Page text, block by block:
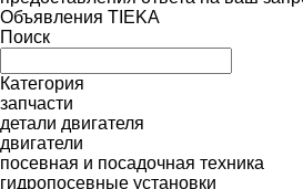
Объявления TIEKA
Поиск
Категория
запчасти
детали двигателя
двигатели
посевная и посадочная техника
гидропосевные установки